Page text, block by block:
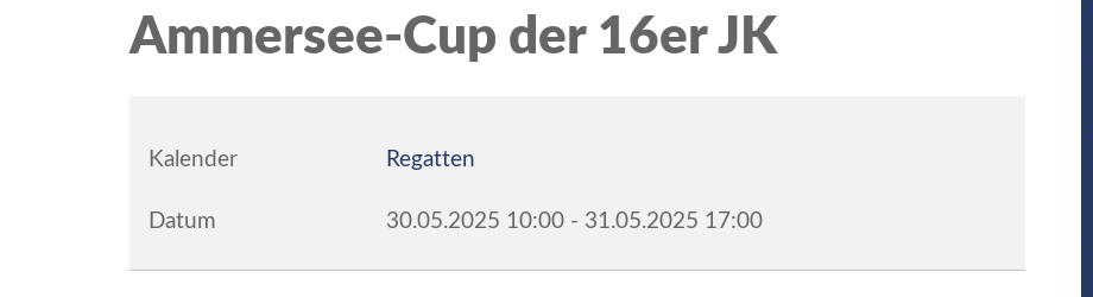
Ammersee-Cup der 16er JK
Kalender Regatten
Datum 30.05.2025 10:00 - 31.05.2025 17:00